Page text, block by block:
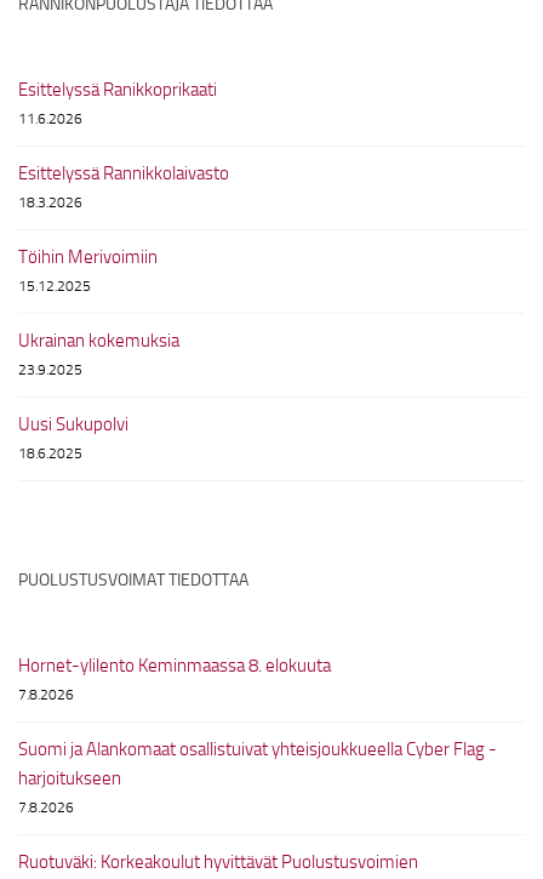
RANNIKONPUOLUSTAJA TIEDOTTAA
Esittelyssä Ranikkoprikaati
11.6.2026
Esittelyssä Rannikkolaivasto
18.3.2026
Töihin Merivoimiin
15.12.2025
Ukrainan kokemuksia
23.9.2025
Uusi Sukupolvi
18.6.2025
PUOLUSTUSVOIMAT TIEDOTTAA
Hornet-ylilento Keminmaassa 8. elokuuta
7.8.2026
Suomi ja Alankomaat osallistuivat yhteisjoukkueella Cyber Flag -
harjoitukseen
7.8.2026
Ruotuväki: Korkeakoulut hyvittävät Puolustusvoimien